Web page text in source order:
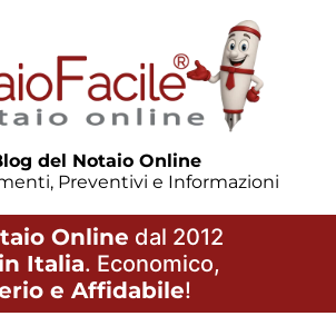
del Notaio Online
Preventivi e Informazioni
Online dal 2012
in Italia. Economico,
e Affidabile!